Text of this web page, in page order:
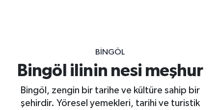
BINGÖL
Bingöl ilinin nesi meşhur
Bingöl, zengin bir tarihe ve kültüre sahip bir
şehirdir. Yöresel yemekleri, tarihi ve turistik